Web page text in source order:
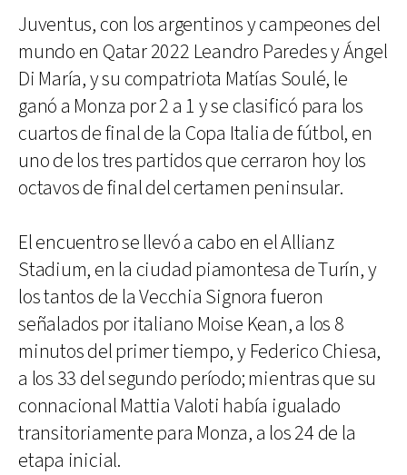
Juventus, con los argentinos y campeones del
mundo en Qatar 2022 Leandro Paredes y Ángel
Di María, y su compatriota Matías Soulé, le
ganó a Monza por 2 a 1 y se clasificó para los
cuartos de final de la Copa Italia de fútbol, en
uno de los tres partidos que cerraron hoy los
octavos de final del certamen peninsular.
El encuentro se llevó a cabo en el Allianz
Stadium, en la ciudad piamontesa de Turín, y
los tantos de la Vecchia Signora fueron
señalados por italiano Moise Kean, a los 8
minutos del primer tiempo, y Federico Chiesa,
a los 33 del segundo período; mientras que su
connacional Mattia Valoti había igualado
transitoriamente para Monza, a los 24 de la
etapa inicial.